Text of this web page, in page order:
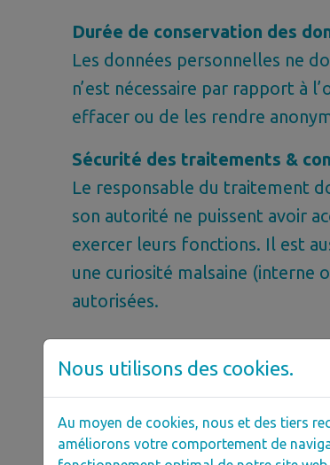
Durée de conservation des
Les données personnelles ne
n’est nécessaire par rapport à
effacer ou de les rendre
Sécurité des traitements &
Le responsable du traitement
son autorité ne puissent avoir
exercer leurs fonctions. Il est
une curiosité malsaine (interne
autorisées.
OBLIGATIONS À CHARGE DES
Responsable de traitement
La loi prévoit, en principe, une
Nous utilisons des cookies.
Au moyen de cookies, nous et des tiers
améliorons votre comportement de